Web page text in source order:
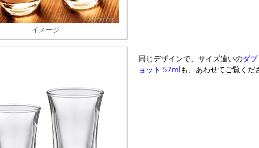
イメージ
同じデザインで、サイズ違いのダブ
ョット 57mlも、あわせてご覧くだ